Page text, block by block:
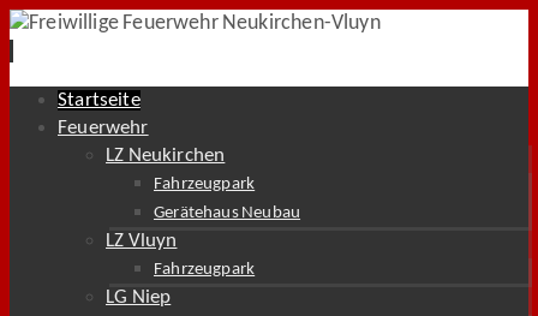
Zum
Inhalt
Startseite
Feuerwehr
LZ Neukirchen
Fahrzeugpark
Gerätehaus Neubau
LZ Vluyn
Fahrzeugpark
LG Niep